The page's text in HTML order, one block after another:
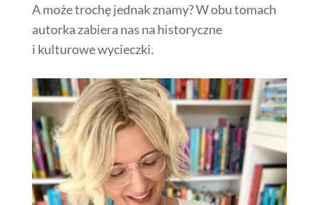
A może trochę jednak znamy? W obu tomach
autorka zabiera nas na historyczne
i kulturowe wycieczki.